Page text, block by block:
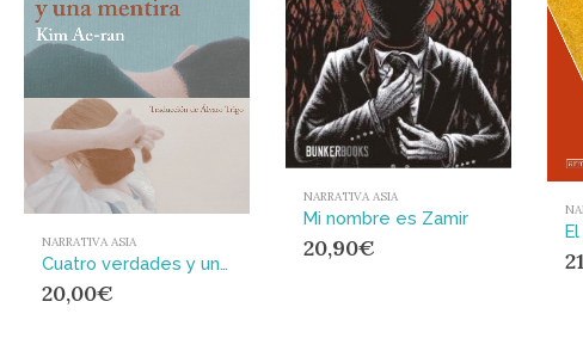
NARRATIVA ASIA
Cuatro verdades y una mentira
20,00€
NARRATIVA ASIA
Mi nombre es Zamir
20,90€